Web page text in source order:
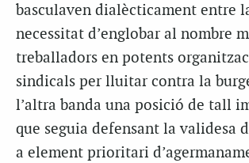
basculaven dialècticament entre
necessitat d’englobar al nombre
treballadors en potents
sindicals per lluitar contra la
l’altra banda una posició de tall
que seguia defensant la validesa
a element prioritari